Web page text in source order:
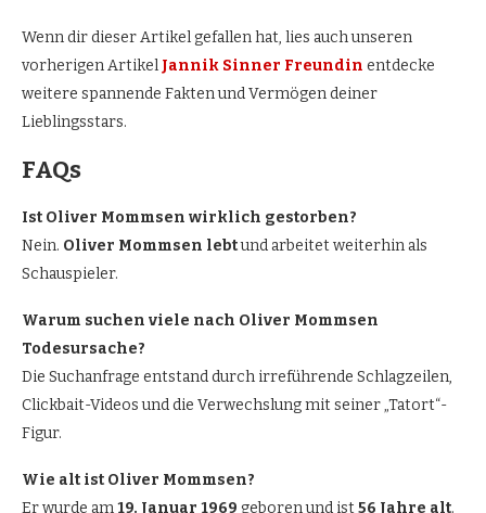
Wenn dir dieser Artikel gefallen hat, lies auch unseren
vorherigen Artikel Jannik Sinner Freundin entdecke
weitere spannende Fakten und Vermögen deiner
Lieblingsstars.
FAQs
Ist Oliver Mommsen wirklich gestorben?
Nein. Oliver Mommsen lebtund arbeitet weiterhin als
Schauspieler.
Warum suchen viele nach Oliver Mommsen
Todesursache?
Die Suchanfrage entstand durch irreführende Schlagzeilen,
Clickbait-Videos und die Verwechslung mit seiner „Tatort“-
Figur.
Wie alt ist Oliver Mommsen?
Er wurde am19. Januar 1969 geboren und ist56 Jahre alt.